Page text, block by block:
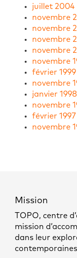
juillet 2004
novembre
novembre
novembre
novembre
novembre
février 1999
novembre
janvier 1998
novembre
février 1997
novembre
Mission
TOPO, centre
mission
dans leur